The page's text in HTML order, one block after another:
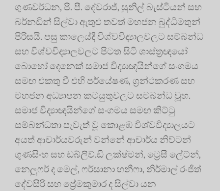
ගුණවර්ධන, පී. පී. දේවරාජ්, සුනිල් බැස්ටියන් සහ
බර්නඩින් සිල්වා ඇතුළු තවත් මහජන බුද්ධිමතුන්
පිරිසයි. පසු කාලෙය්දී විශ්වවිද්‍යාලවලට සම්බන්ධ
සහ විශ්වවිද්‍යාලවලට පිටත සිටි ශාස්ත්‍රඥයෝ
බොහෝ දෙනෙක් සමාජ විද්‍යාඥයින්ගේ සංගමය
සමඟ එකතු වී එහි පර්යේෂණ, ග්‍රන්ථකරණ සහ
මහජන අධ්‍යාපන කටයුතුවලට සමබන්ධ වූහ.
සමාජ විද්‍යාඥයින්ගේ සංගමය සමඟ කිට්ටු
සම්බන්ධතා පැවැත් වූ කොළඹ විශ්වවිද්‍යාලයට
අයත් ආචාර්යවරුන් වන්නේ ආචාර්ය නිව්ටන්
ගුණසිංහ සහ ඩබ්ලිව්.ඩී ලක්ෂ්මන්, ට්‍රෙසී ලේට්න්,
නෙලුෆර් ද මෙල්, ෆර්සානා හනීෆා, නිර්මාල් රංජිත්
දේවසිරි සහ ප්‍රේමකුමාර ද සිල්වා යන